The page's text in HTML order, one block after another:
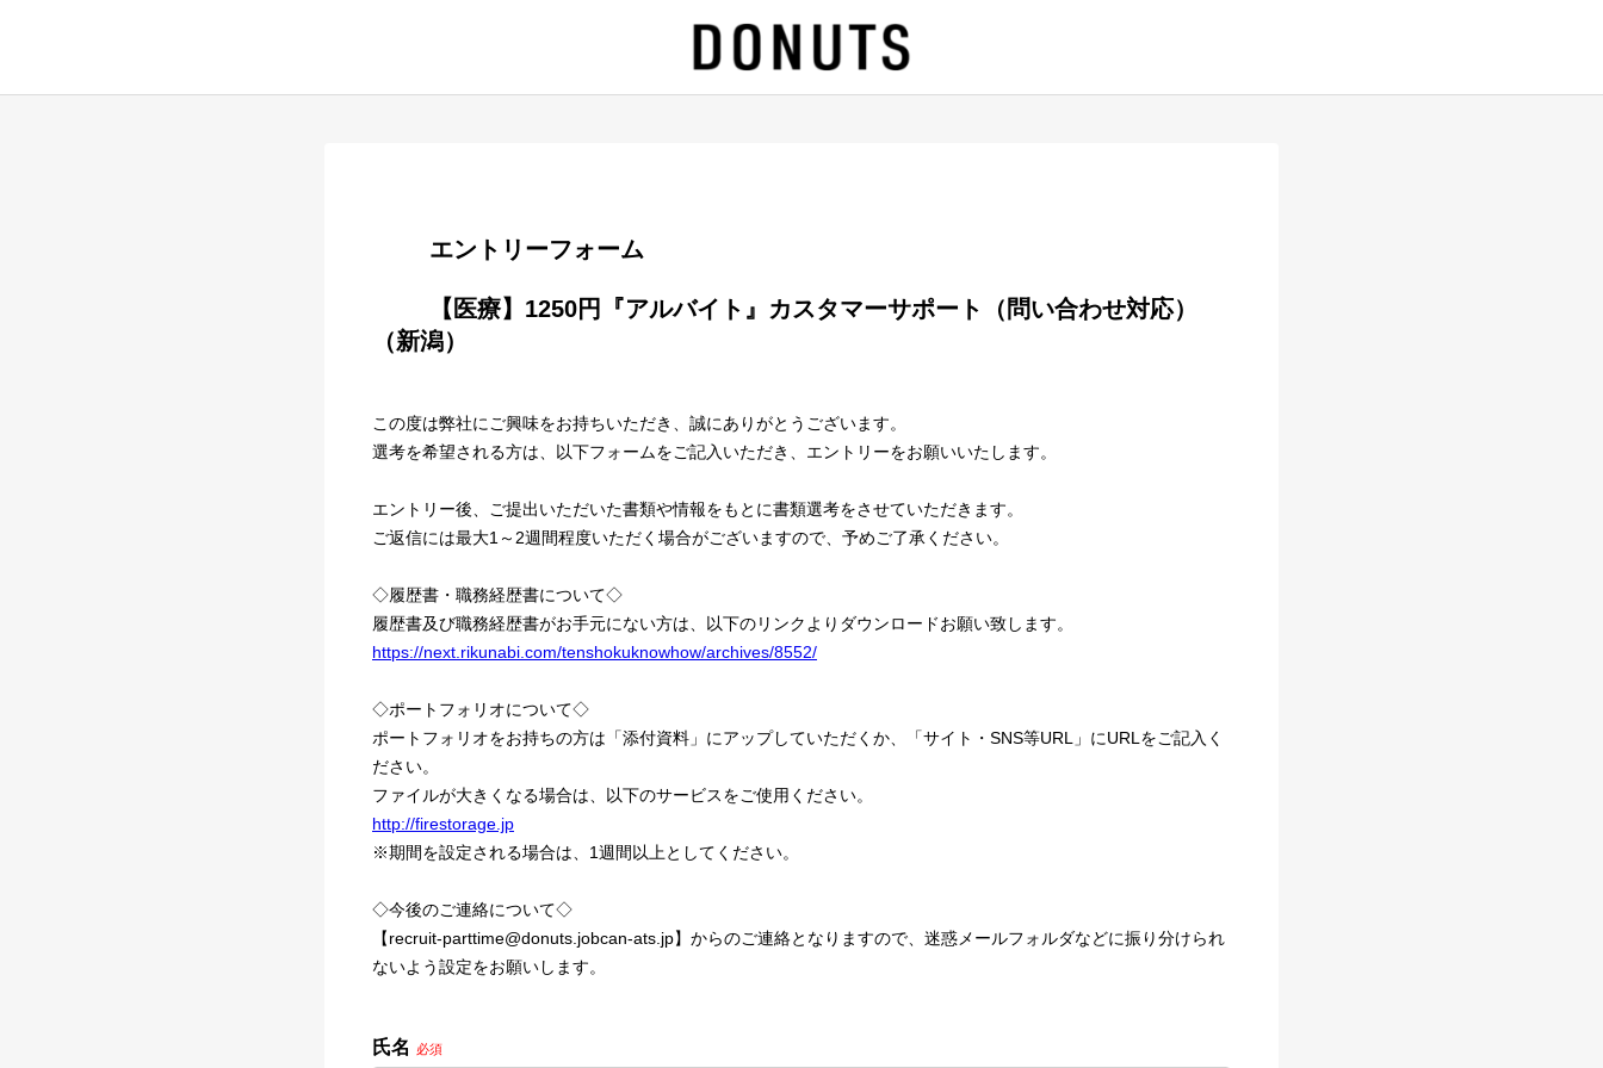
        エントリーフォーム
（新潟）
この度は弊社にご興味をお持ちいただき、誠にありがとうございます。
選考を希望される方は、以下フォームをご記入いただき、エントリーをお願いいたします。
エントリー後、ご提出いただいた書類や情報をもとに書類選考をさせていただきます。
ご返信には最大1～2週間程度いただく場合がございますので、予めご了承ください。
◇履歴書・職務経歴書について◇
履歴書及び職務経歴書がお手元にない方は、以下のリンクよりダウンロードお願い致します。
https://next.rikunabi.com/tenshokuknowhow/archives/8552/
◇ポートフォリオについて◇
ポートフォリオをお持ちの方は「添付資料」にアップしていただくか、「サイト・SNS等URL」にURLをご記入く
ださい。
ファイルが大きくなる場合は、以下のサービスをご使用ください。
http://firestorage.jp
※期間を設定される場合は、1週間以上としてください。
◇今後のご連絡について◇
【recruit-parttime@donuts.jobcan-ats.jp】からのご連絡となりますので、迷惑メールフォルダなどに振り分けられ
ないよう設定をお願いします。
氏名 必須